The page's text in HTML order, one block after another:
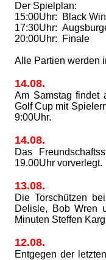
Der Spielplan:
15:00Uhr: Black
17:30Uhr:
20:00Uhr: Finale
Alle Partien werden
14.08.
Am Samstag findet
Golf Cup mit
9:00Uhr.
14.08.
Das
19.00Uhr vorverlegt.
13.08.
Die Torschützen
Delisle, Bob Wren
Minuten Steffen
12.08.
Entgegen der